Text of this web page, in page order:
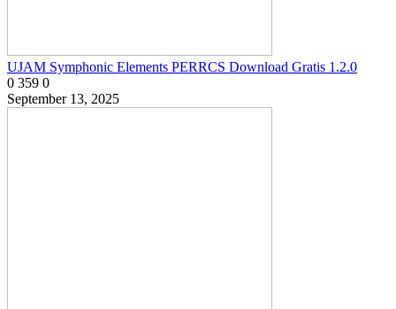
UJAM Symphonic Elements PERRCS Download Gratis 1.2.0
0 359 0
September 13, 2025